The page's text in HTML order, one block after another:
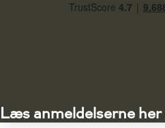
Læs anmeldelserne her